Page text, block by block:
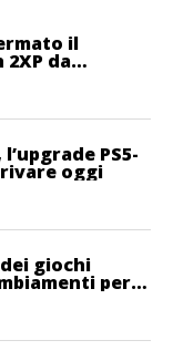
il
da
PS5-
oggi
giochi
per